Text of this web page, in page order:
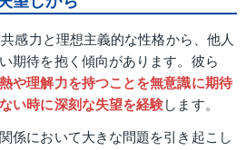
感力と理想主義的な性格から、他人
期待を抱く傾向があります。彼ら
や理解力を持つことを無意識に期待
い時に深刻な失望を経験します。
係において大きな問題を引き起こし